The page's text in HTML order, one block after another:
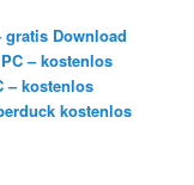
gratis Download
– kostenlos
– kostenlos
kostenlos